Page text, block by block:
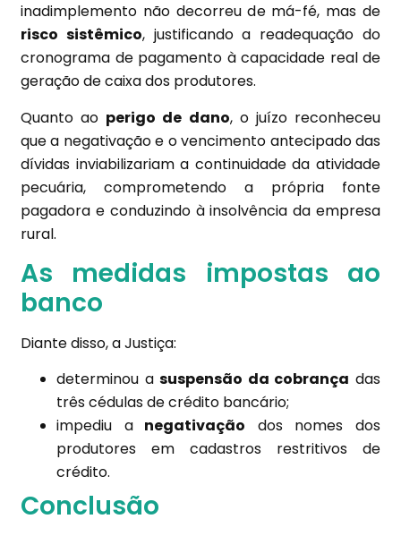
inadimplemento não decorreu de má-fé, mas de
risco sistêmico, justificando a readequação do
cronograma de pagamento à capacidade real de
geração de caixa dos produtores.
Quanto ao perigo de dano, o juízo reconheceu
que a negativação e o vencimento antecipado das
dívidas inviabilizariam a continuidade da atividade
pecuária, comprometendo a própria fonte
pagadora e conduzindo à insolvência da empresa
rural.
As medidas impostas ao
banco
Diante disso, a Justiça:
determinou asuspensão da cobrança das
três cédulas de crédito bancário;
impediu anegativação dos nomes dos
produtores em cadastros restritivos de
crédito.
Conclusão